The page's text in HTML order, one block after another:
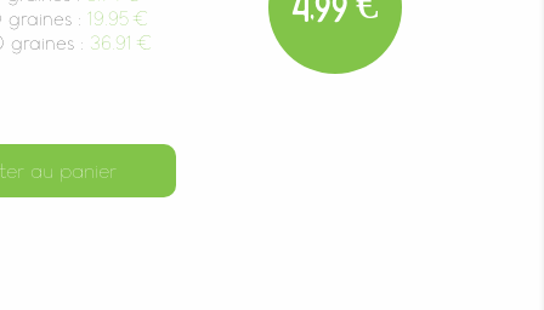
graines :19.95 €
graines : 36.91 €
au panier